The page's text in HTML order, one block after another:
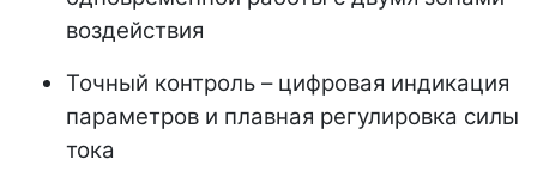
воздействия
Точный контроль – цифровая индикация
параметров и плавная регулировка силы
тока